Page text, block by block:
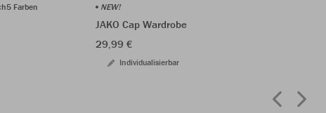
5 Farben NEW!
JAKO Cap Wardrobe
29,99 €
Individualisierbar